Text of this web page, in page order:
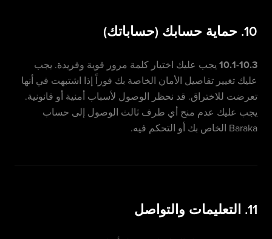
10. حماية حسابك (حساباتك)
10.1-10.3 يجب عليك اختيار كلمة مرور قوية وفريدة. يجب
عليك تغيير تفاصيل الأمان الخاصة بك فوراً إذا اشتبهت في أنها
تعرضت للاختراق. قد نحظر الوصول لأسباب أمنية أو قانونية.
يجب عليك عدم منح أي طرف ثالث الوصول إلى حساب
Baraka الخاص بك أو التحكم فيه.
11. التعليمات والتواصل